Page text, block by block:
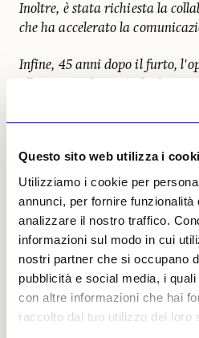
Questo sito web utilizza i
Utilizziamo i cookie per
annunci, per fornire
analizzare il nostro traffico.
informazioni sul modo in cui
nostri partner che si occupano
pubblicità e social media, i
con altre informazioni che hai
raccolto dal tuo utilizzo dei loro
Inoltre, è stata richiesta la
che ha accelerato la
Infine, 45 anni dopo il furto,
collaborazione delle autorità
italiane, nonché dell'Arma dei
Nacional de Escultura di
Mercoledì scorso, il felice
è stata affidata al Museo
Palencia, in una
Palazzo Vescovile,
sottolineato il ruolo
collaborazione dei
dell’arte, nonché della